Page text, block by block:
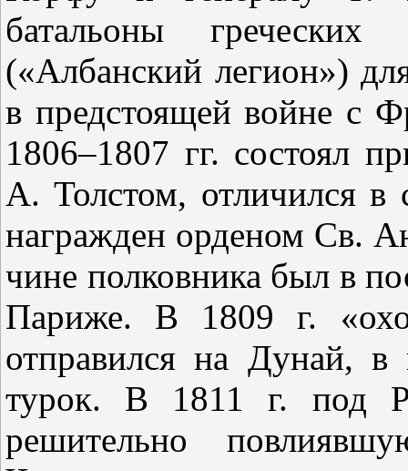
батальоны
(«Албанский легион»)
в предстоящей войне с
1806–1807 гг. состоял
А. Толстом, отличился
награжден орденом Св.
чине полковника был в
Париже. В 1809 г.
отправился на Дунай, в
турок. В 1811 г. под
решительно